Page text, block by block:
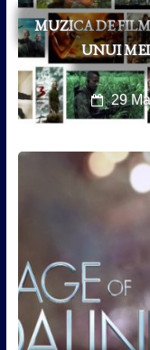
MUZICA DE
UNUI
29